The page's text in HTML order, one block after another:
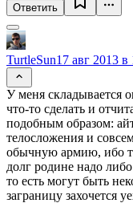
Ответить
TurtleSun17 авг 2013 в
У меня складывается
что-то сделать и
подобным образом:
телосложения и
обычную армию, ибо
долг родине надо
то есть могут быть
заграницу захочется